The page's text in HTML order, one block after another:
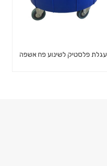
עגלת פלסטיק לשינוע פח אשפה